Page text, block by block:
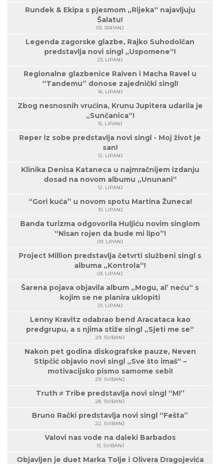
Rundek & Ekipa s pjesmom „Rijeka“ najavljuju
Šalatu!
03. SRPANJ
Legenda zagorske glazbe, Rajko Suhodolčan
predstavlja novi singl „Uspomene“!
23. LIPANJ
Regionalne glazbenice Raiven i Macha Ravel u
“Tandemu” donose zajednički singl!
16. LIPANJ
Zbog nesnosnih vrućina, Krunu Jupitera udarila je
„Sunčanica“!
15. LIPANJ
Reper iz sobe predstavlja novi singl - Moj život je
san!
12. LIPANJ
Klinika Denisa Kataneca u najmračnijem izdanju
dosad na novom albumu „Ununani“
12. LIPANJ
“Gori kuća” u novom spotu Martina Žuneca!
10. LIPANJ
Banda turizma odgovorila Huljiću novim singlom
“Nisan rojen da bude mi lipo”!
09. LIPANJ
Project Million predstavlja četvrti službeni singl s
albuma „Kontrola“!
03. LIPANJ
Šarena pojava objavila album „Mogu, al’ neću“ s
kojim se ne planira uklopiti
01. LIPANJ
Lenny Kravitz odabrao bend Aracataca kao
predgrupu, a s njima stiže singl „Sjeti me se“
29. SVIBANJ
Nakon pet godina diskografske pauze, Neven
Stipčić objavio novi singl „Sve što imaš“ –
motivacijsko pismo samome sebi!
29. SVIBANJ
Truth ≠ Tribe predstavlja novi singl “M!”
28. SVIBANJ
Bruno Rački predstavlja novi singl “Fešta”
22. SVIBANJ
Valovi nas vode na daleki Barbados
13. SVIBANJ
Objavljen je duet Marka Tolje i Olivera Dragojevića